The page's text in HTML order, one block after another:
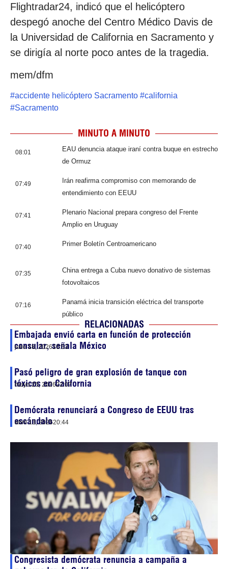
Flightradar24, indicó que el helicóptero
despegó anoche del Centro Médico Davis de
la Universidad de California en Sacramento y
se dirigía al norte poco antes de la tragedia.
mem/dfm
#accidente helicóptero Sacramento #california
#Sacramento
MINUTO A MINUTO
08:01
EAU denuncia ataque iraní contra buque en estrecho
de Ormuz
07:49
Irán reafirma compromiso con memorando de
entendimiento con EEUU
07:41
Plenario Nacional prepara congreso del Frente
Amplio en Uruguay
07:40 Primer Boletín Centroamericano
07:35
China entrega a Cuba nuevo donativo de sistemas
fotovoltaicos
07:16
Panamá inicia transición eléctrica del transporte
público
RELACIONADAS
Embajada envió carta en función de protección
consular, señala México
julio 18, 202610:53
Pasó peligro de gran explosión de tanque con
tóxicos en California
mayo 25, 202622:07
Demócrata renunciará a Congreso de EEUU tras
escándalo
abril 13, 202620:44
Congresista demócrata renuncia a campaña a